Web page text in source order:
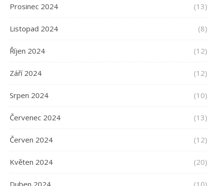
Prosinec 2024 (13)
Listopad 2024 (8)
Říjen 2024 (12)
Září 2024 (12)
Srpen 2024 (10)
Červenec 2024 (13)
Červen 2024 (12)
Květen 2024 (20)